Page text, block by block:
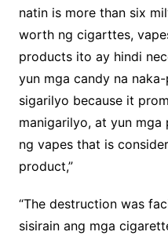
natin is more than six
worth ng cigarttes,
products ito ay hindi
yun mga candy na
sigarilyo because it
manigarilyo, at yun
ng vapes that is
product,”
“The destruction was
sisirain ang mga